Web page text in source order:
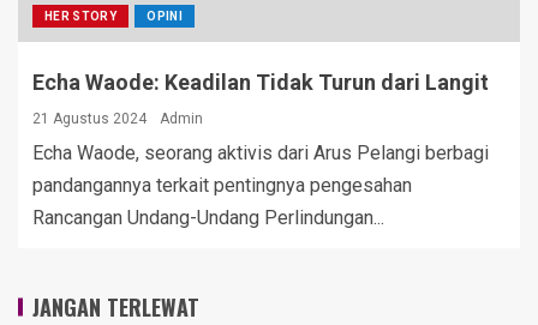
HER STORY OPINI
Echa Waode: Keadilan Tidak Turun dari Langit
21 Agustus 2024 Admin
Echa Waode, seorang aktivis dari Arus Pelangi berbagi
pandangannya terkait pentingnya pengesahan
Rancangan Undang-Undang Perlindungan...
JANGAN TERLEWAT